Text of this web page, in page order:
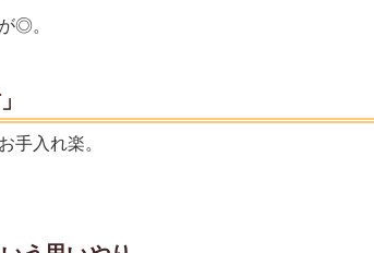
◎。
手入れ楽。